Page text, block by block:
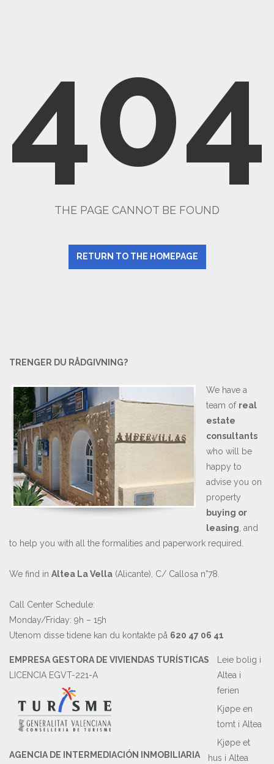
404
THE PAGE CANNOT BE FOUND
RETURN TO THE HOMEPAGE
TRENGER DU RÅDGIVNING?
We have a
team of real
estate
consultants
who will be
happy to
advise you on
property
buying or
leasing , and
to help you with all the formalities and paperwork required.
We find in Altea La Vella (Alicante), C/ Callosa n°78.
Call Center Schedule:
Monday/Friday: 9h – 15h
Utenom disse tidene kan du kontakte på 620 47 06 41
EMPRESA GESTORA DE VIVIENDAS TURÍSTICAS
LICENCIA EGVT-221-A
AGENCIA DE INTERMEDIACIÓN INMOBILIARIA
Leie bolig i
Altea i
ferien
Kjøpe en
tomt i Altea
Kjøpe et
hus i Altea